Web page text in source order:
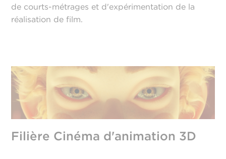
de courts-métrages et d'expérimentation de la
réalisation de film.
Filière Cinéma d'animation 3D